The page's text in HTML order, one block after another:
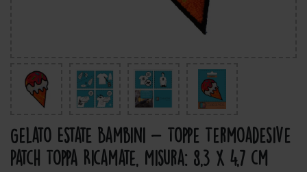
Gelato Estate Bambini - Toppe Termoadesive
Patch Toppa Ricamate, Misura: 8,3 x 4,7 cm